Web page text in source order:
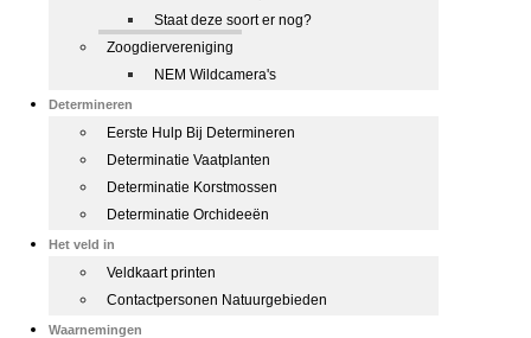
Staat deze soort er nog?
Zoogdiervereniging
NEM Wildcamera's
Determineren
Eerste Hulp Bij Determineren
Determinatie Vaatplanten
Determinatie Korstmossen
Determinatie Orchideeën
Het veld in
Veldkaart printen
Contactpersonen Natuurgebieden
Waarnemingen